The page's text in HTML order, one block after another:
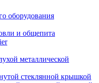
оборудования
и общепита
металлической
стеклянной крышкой